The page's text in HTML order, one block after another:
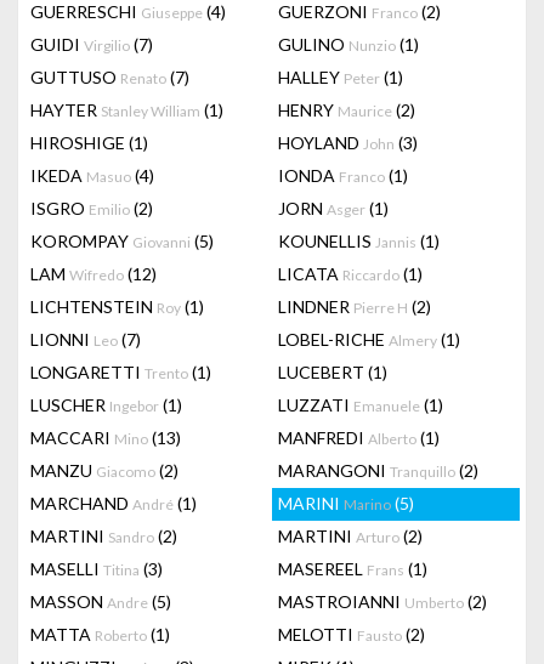
GUERRESCHI Giuseppe (4) GUERZONI Franco (2)
GUIDI Virgilio (7) GULINO Nunzio (1)
GUTTUSO Renato (7) HALLEY Peter (1)
HAYTER Stanley William (1) HENRY Maurice (2)
HIROSHIGE (1) HOYLAND John (3)
IKEDA Masuo (4) IONDA Franco (1)
ISGRO Emilio (2) JORN Asger (1)
KOROMPAY Giovanni (5) KOUNELLIS Jannis (1)
LAM Wifredo (12) LICATA Riccardo (1)
LICHTENSTEIN Roy (1) LINDNER Pierre H (2)
LIONNI Leo (7) LOBEL-RICHE Almery (1)
LONGARETTI Trento (1) LUCEBERT (1)
LUSCHER Ingebor (1) LUZZATI Emanuele (1)
MACCARI Mino (13) MANFREDI Alberto (1)
MANZU Giacomo (2) MARANGONI Tranquillo (2)
MARCHAND André (1) MARINI Marino (5)
MARTINI Sandro (2) MARTINI Arturo (2)
MASELLI Titina (3) MASEREEL Frans (1)
MASSON Andre (5) MASTROIANNI Umberto (2)
MATTA Roberto (1) MELOTTI Fausto (2)